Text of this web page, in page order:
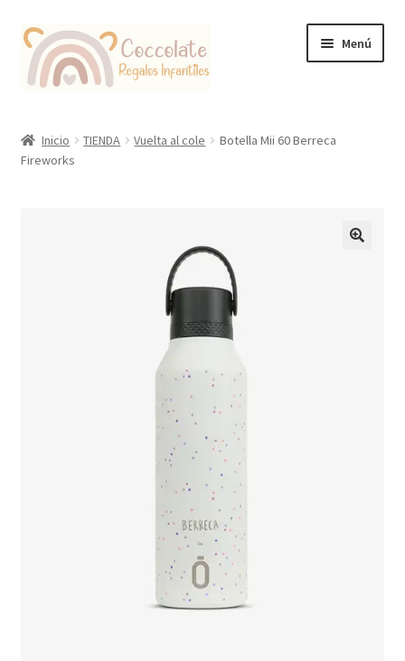
Ir
la
Ir
contenido
Menú
Coccolate Puericultura y Juguetería Educativa
Inicio TIENDA Vuelta al cole
Botella Mii 60 Berreca
Fireworks